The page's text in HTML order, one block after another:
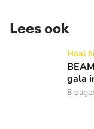
Lees ook
BEAM x WAY:Haal
gala
8